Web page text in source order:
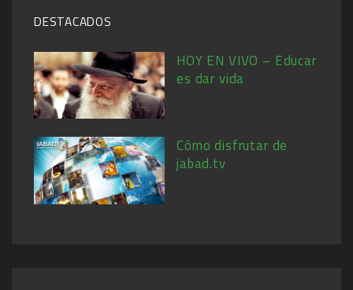
DESTACADOS
HOY EN VIVO – Educar
es dar vida
Cómo disfrutar de
jabad.tv